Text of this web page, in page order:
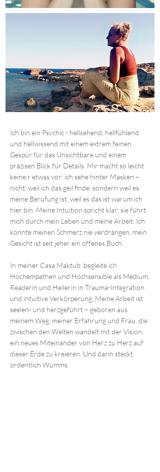
Ich bin ein Psychic - hellsehend, hellfühlend
und hellwissend mit einem extrem feinen
Gespür für das Unsichtbare und einem
präzisen Blick für Details. Mir macht so leicht
keine:r etwas vor: ich sehe hinter Masken –
nicht, weil ich das geil finde, sondern weil es
meine Berufung ist, weil es das ist warum ich
hier bin. Meine Intuition spricht klar; sie führt
mich durch mein Leben und meine Arbeit. Ich
konnte meinen Schmerz nie verdrängen, mein
Gesicht ist seit jeher ein offenes Buch.
In meiner Casa Maktub begleite ich
Hochempathen und Hochsensible als Medium,
Readerin und Heilerin in Trauma-Integration
und intuitive Verkörperung. Meine Arbeit ist
seelen- und herzgeführt – geboren aus
meinem Weg, meiner Erfahrung und Frau, die
zwischen den Welten wandelt mit der Vision,
ein neues Miteinander von Herz zu Herz auf
dieser Erde zu kreieren. Und darin steckt
ordentlich Wumms.